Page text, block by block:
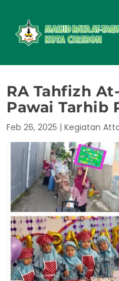
RA Tahfizh
Pawai Tarhib
Feb 26, 2025 |Kegiatan